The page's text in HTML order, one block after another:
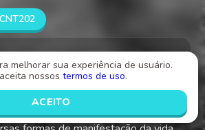
de fungos e bactérias no
Verificar a participação
(fungos e bactérias) na produção
e medicamentos.
melhorar sua experiência de usuário.
nossos termos de uso.
ACEITO